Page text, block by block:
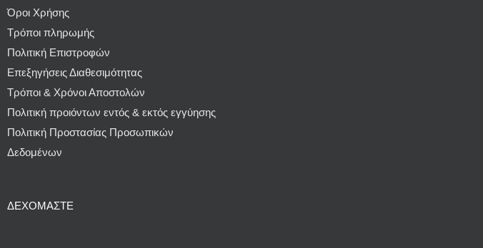
Όροι Χρήσης
Τρόποι πληρωμής
Πολιτική Επιστροφών
Επεξηγήσεις Διαθεσιμότητας
Τρόποι & Χρόνοι Αποστολών
Πολιτική προιόντων εντός & εκτός εγγύησης
Πολιτική Προστασίας Προσωπικών
Δεδομένων
ΔΕΧΌΜΑΣΤΕ